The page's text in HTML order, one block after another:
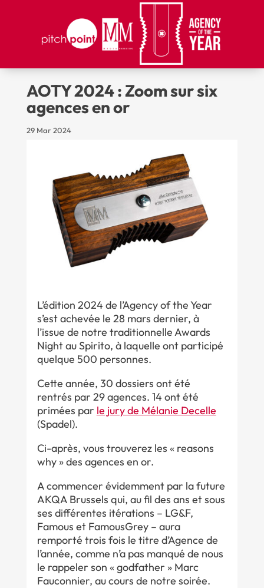
AOTY 2024 : Zoom sur six
agences en or
29 Mar 2024
L’édition 2024 de l’Agency of the Year
s’est achevée le 28 mars dernier, à
l’issue de notre traditionnelle Awards
Night au Spirito, à laquelle ont participé
quelque 500 personnes.
Cette année, 30 dossiers ont été
rentrés par 29 agences. 14 ont été
primées par le jury de Mélanie Decelle
(Spadel).
Ci-après, vous trouverez les « reasons
why » des agences en or.
A commencer évidemment par la future
AKQA Brussels qui, au fil des ans et sous
ses différentes itérations – LG&F,
Famous et FamousGrey – aura
remporté trois fois le titre d’Agence de
l’année, comme n’a pas manqué de nous
le rappeler son « godfather » Marc
Fauconnier, au cours de notre soirée.